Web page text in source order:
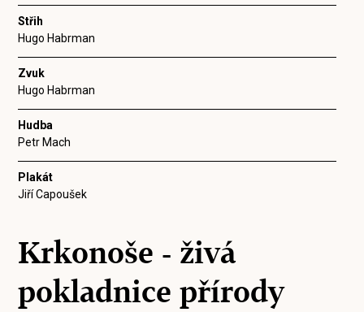
Střih
Hugo Habrman
Zvuk
Hugo Habrman
Hudba
Petr Mach
Plakát
Jiří Capoušek
Krkonoše - živá
pokladnice přírody